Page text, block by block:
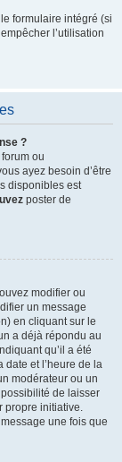
formulaire intégré (si
l’utilisation
?
ou
ayez besoin d’être
disponibles est
poster de
modifier ou
un message
en cliquant sur le
a déjà répondu au
qu’il a été
date et l’heure de la
modérateur ou un
de laisser
propre initiative.
une fois que